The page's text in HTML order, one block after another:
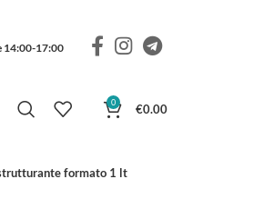
14:00-17:00
0 €0.00
formato 1 lt